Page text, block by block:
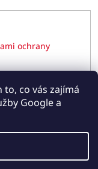
to, co vás zajímá
Google a
ochrany